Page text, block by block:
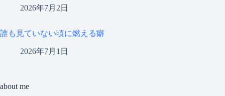
2026年7月2日
誰も見ていない頃に燃える癖
2026年7月1日
about me